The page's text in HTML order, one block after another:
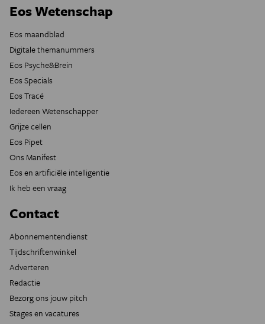
Eos Wetenschap
Eos maandblad
Digitale themanummers
Eos Psyche&Brein
Eos Specials
Eos Tracé
Iedereen Wetenschapper
Grijze cellen
Eos Pipet
Ons Manifest
Eos en artificiële intelligentie
Ik heb een vraag
Contact
Abonnementendienst
Tijdschriftenwinkel
Adverteren
Redactie
Bezorg ons jouw pitch
Stages en vacatures